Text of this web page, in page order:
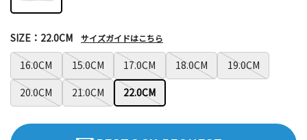
16.0CM 15.0CM 17.0CM 18.0CM
19.0CM
20.0CM
21.0CM 22.0CM
SIZE：22.0CM サイズガイドはこちら